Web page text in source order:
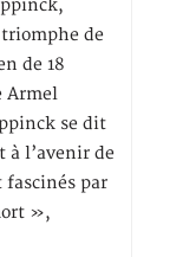
de
de 18
Armel
se dit
l’avenir de
par
»,